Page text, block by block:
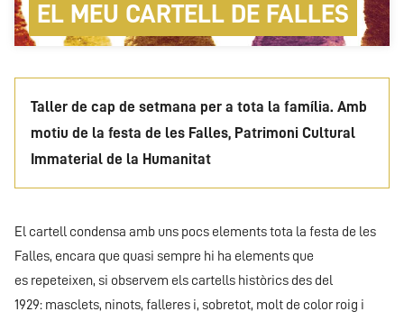
EL MEU CARTELL DE FALLES
Taller de cap de setmana per a tota la família. Amb
motiu de la festa de les Falles, Patrimoni Cultural
Immaterial de la Humanitat
El cartell condensa amb uns pocs elements tota la festa de les
Falles, encara que quasi sempre hi ha elements que
es repeteixen, si observem els cartells històrics des del
1929: masclets, ninots, falleres i, sobretot, molt de color roig i